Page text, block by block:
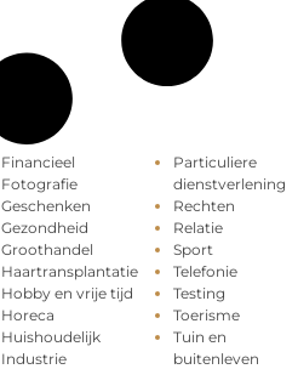
Financieel
Fotografie
Geschenken
Gezondheid
Groothandel
Haartransplantatie
Hobby en vrije tijd
Horeca
Huishoudelijk
Industrie
Particuliere
dienstverlening
Rechten
Relatie
Sport
Telefonie
Testing
Toerisme
Tuin en
buitenleven